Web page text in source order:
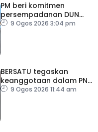
PM beri komitmen
persempadanan DUN
Sarawak, minta laporan SPR
9 Ogos 2026 3:04 pm
BERSATU tegaskan
keanggotaan dalam PN
masih sah
9 Ogos 2026 11:44 am